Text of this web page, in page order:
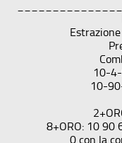
10-
10-
8+ORO: 10 90
0 con la